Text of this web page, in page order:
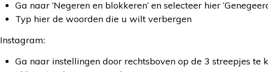
Ga naar ‘Negeren en blokkeren’ en selecteer hier
Typ hier de woorden die u wilt verbergen
Instagram:
Ga naar instellingen door rechtsboven op de 3 streepjes te